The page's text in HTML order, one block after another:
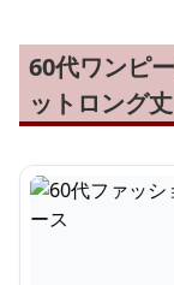
60代ワンピ
ットロング丈